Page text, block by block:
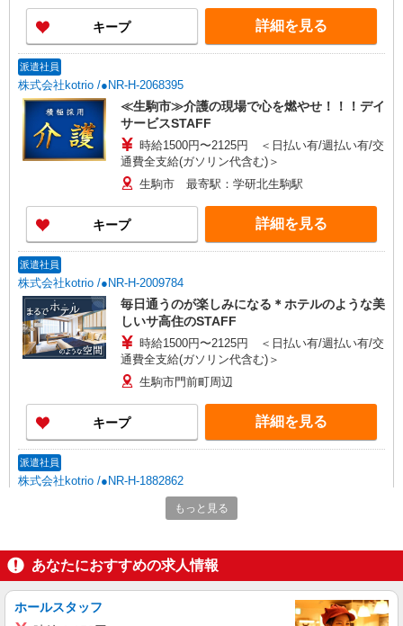
キープ 詳細を見る
派遣社員
株式会社kotrio /●NR-H-2068395
≪生駒市≫介護の現場で心を燃やせ！！！デイ
サービスSTAFF
時給1500円〜2125円 ＜日払い有/週払い有/交
通費全支給(ガソリン代含む)＞
生駒市 最寄駅：学研北生駒駅
キープ 詳細を見る
派遣社員
株式会社kotrio /●NR-H-2009784
毎日通うのが楽しみになる＊ホテルのような美
しいサ高住のSTAFF
時給1500円〜2125円 ＜日払い有/週払い有/交
通費全支給(ガソリン代含む)＞
生駒市門前町周辺
キープ 詳細を見る
派遣社員
株式会社kotrio /●NR-H-1882862
＜年齢不問＞カンタン業務の障がい者支援員｜
軽作業補助×日払OK
通費全支給(ガソリン代含む)＞
生駒市内｜萩の台駅すぐ
詳細を見る
もっと見る
あなたにおすすめの求人情報
ホールスタッフ